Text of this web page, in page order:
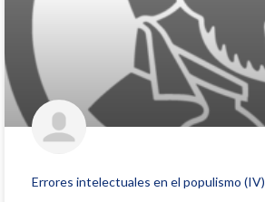
Errores intelectuales en el populismo (IV)